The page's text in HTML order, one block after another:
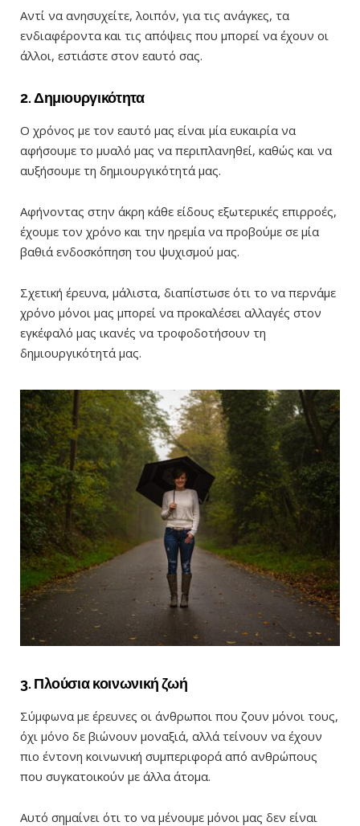
Αντί να ανησυχείτε, λοιπόν, για τις ανάγκες, τα
ενδιαφέροντα και τις απόψεις που μπορεί να έχουν οι
άλλοι, εστιάστε στον εαυτό σας.
2. Δημιουργικότητα
Ο χρόνος με τον εαυτό μας είναι μία ευκαιρία να
αφήσουμε το μυαλό μας να περιπλανηθεί, καθώς και να
αυξήσουμε τη δημιουργικότητά μας.
Αφήνοντας στην άκρη κάθε είδους εξωτερικές επιρροές,
έχουμε τον χρόνο και την ηρεμία να προβούμε σε μία
βαθιά ενδοσκόπηση του ψυχισμού μας.
Σχετική έρευνα, μάλιστα, διαπίστωσε ότι το να περνάμε
χρόνο μόνοι μας μπορεί να προκαλέσει αλλαγές στον
εγκέφαλό μας ικανές να τροφοδοτήσουν τη
δημιουργικότητά μας.
3. Πλούσια κοινωνική ζωή
Σύμφωνα με έρευνες οι άνθρωποι που ζουν μόνοι τους,
όχι μόνο δε βιώνουν μοναξιά, αλλά τείνουν να έχουν
πιο έντονη κοινωνική συμπεριφορά από ανθρώπους
που συγκατοικούν με άλλα άτομα.
Αυτό σημαίνει ότι το να μένουμε μόνοι μας δεν είναι